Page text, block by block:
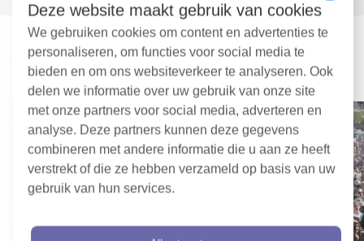
Deze website maakt gebruik van cookies
We gebruiken cookies om content en advertenties te
personaliseren, om functies voor social media te
bieden en om ons websiteverkeer te analyseren. Ook
delen we informatie over uw gebruik van onze site
met onze partners voor social media, adverteren en
analyse. Deze partners kunnen deze gegevens
combineren met andere informatie die u aan ze heeft
verstrekt of die ze hebben verzameld op basis van uw
gebruik van hun services.
Nieuws